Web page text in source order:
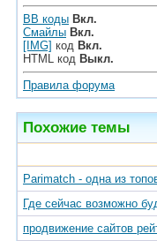
BB коды Вкл.
Смайлы Вкл.
[IMG] код Вкл.
HTML код Выкл.
Правила форума
Похожие темы
Parimatch - одна из
Где сейчас возможно
продвижение сайтов